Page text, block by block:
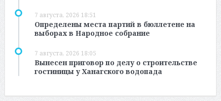
7 августа, 2026 18:51
Определены места партий в бюллетене на
выборах в Народное собрание
7 августа, 2026 18:05
Вынесен приговор по делу о строительстве
гостиницы у Ханагского водопада